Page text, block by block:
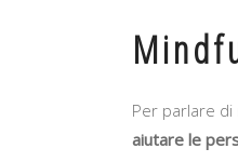
Per parlare
aiutare le